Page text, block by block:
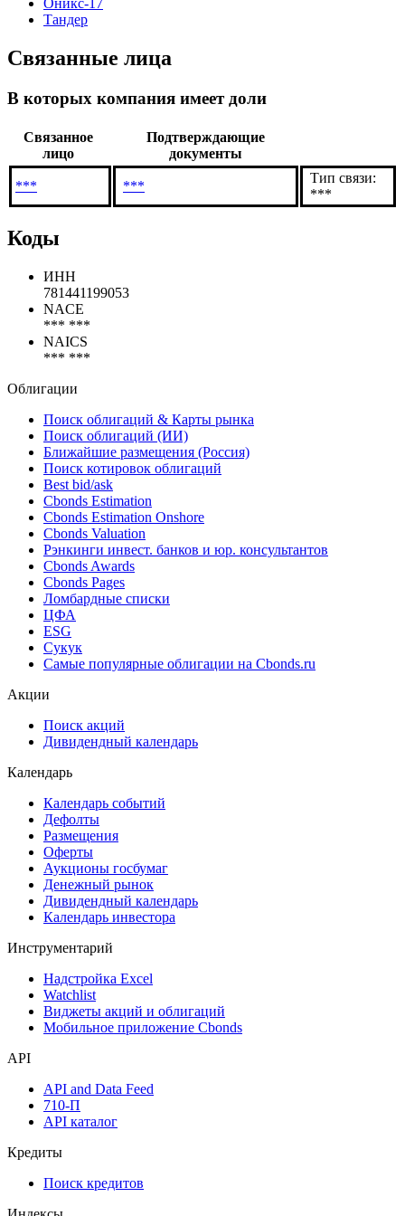
Оникс-17
Тандер
Связанные лица
В которых компания имеет доли
Связанное
лицо
Подтверждающие
документы
*** ***
Тип связи:
***
Коды
ИНН
781441199053
NACE
*** ***
NAICS
*** ***
Облигации
Поиск облигаций & Карты рынка
Поиск облигаций (ИИ)
Ближайшие размещения (Россия)
Поиск котировок облигаций
Best bid/ask
Cbonds Estimation
Cbonds Estimation Onshore
Cbonds Valuation
Рэнкинги инвест. банков и юр. консультантов
Cbonds Awards
Cbonds Pages
Ломбардные списки
ЦФА
ESG
Сукук
Самые популярные облигации на Cbonds.ru
Акции
Поиск акций
Дивидендный календарь
Календарь
Календарь событий
Дефолты
Размещения
Оферты
Аукционы госбумаг
Денежный рынок
Дивидендный календарь
Календарь инвестора
Инструментарий
Надстройка Excel
Watchlist
Виджеты акций и облигаций
Мобильное приложение Cbonds
API
API and Data Feed
710-П
API каталог
Кредиты
Поиск кредитов